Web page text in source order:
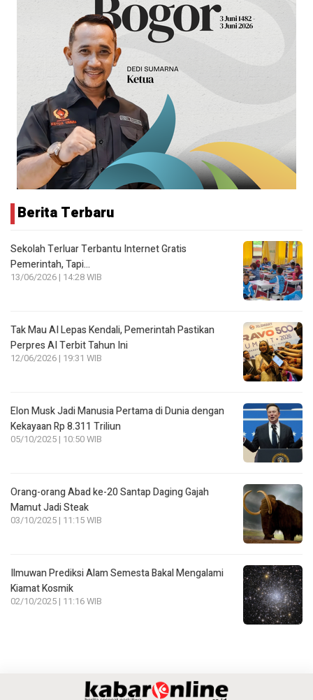
Berita Terbaru
Sekolah Terluar Terbantu Internet Gratis
Pemerintah, Tapi…
13/06/2026 | 14:28 WIB
Tak Mau AI Lepas Kendali, Pemerintah Pastikan
Perpres AI Terbit Tahun Ini
12/06/2026 | 19:31 WIB
Elon Musk Jadi Manusia Pertama di Dunia dengan
Kekayaan Rp 8.311 Triliun
05/10/2025 | 10:50 WIB
Orang-orang Abad ke-20 Santap Daging Gajah
Mamut Jadi Steak
03/10/2025 | 11:15 WIB
Ilmuwan Prediksi Alam Semesta Bakal Mengalami
Kiamat Kosmik
02/10/2025 | 11:16 WIB